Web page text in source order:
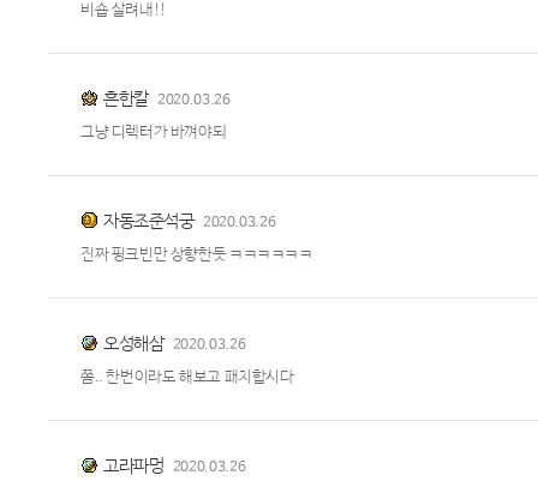
비숍 살려내!!
흔한칼 2020.03.26
그냥 디렉터가 바껴야되
자동조준석궁 2020.03.26
진짜 핑크빈만 상향한듯 ㅋㅋㅋㅋㅋㅋ
오성해삼 2020.03.26
쫌.. 한번이라도 해보고 패치합시다
고라파멍 2020.03.26